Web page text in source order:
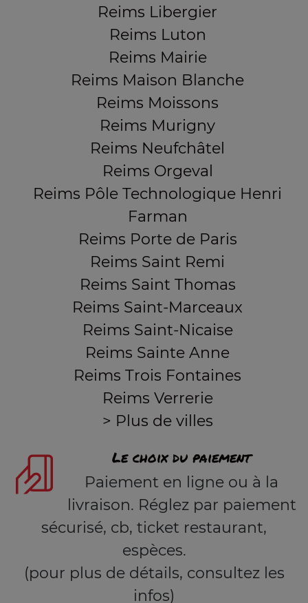
Reims Libergier
Reims Luton
Reims Mairie
Reims Maison Blanche
Reims Moissons
Reims Murigny
Reims Neufchâtel
Reims Orgeval
Reims Pôle Technologique Henri
Farman
Reims Porte de Paris
Reims Saint Remi
Reims Saint Thomas
Reims Saint-Marceaux
Reims Saint-Nicaise
Reims Sainte Anne
Reims Trois Fontaines
Reims Verrerie
> Plus de villes
Le choix du paiement
Paiement en ligne ou à la
livraison. Réglez par paiement
sécurisé, cb, ticket restaurant,
espèces.
(pour plus de détails, consultez les
infos)